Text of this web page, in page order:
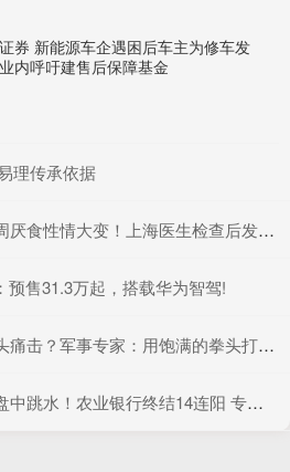
券 新能源车企遇困后车主为修车发
内呼吁建售后保障基金
理传承依据
！上海医生检查后发现惊人原因，奶奶惊呼：疏忽了
预售31.3万起，搭载华为智驾!
？军事专家：用饱满的拳头打到对方脸上
！农业银行终结14连阳 专家：阶段性调整